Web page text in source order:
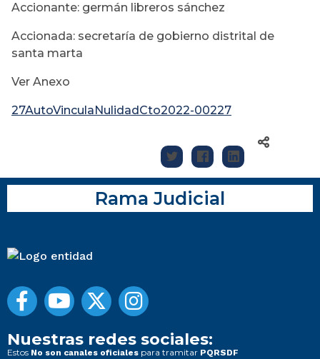
Accionante: germán libreros sánchez
Accionada: secretaría de gobierno distrital de
santa marta
Ver Anexo
27AutoVinculaNulidadCto2022-00227
Rama Judicial
Nuestras redes sociales:
Estos No son canales oficiales para tramitar PQRSDF